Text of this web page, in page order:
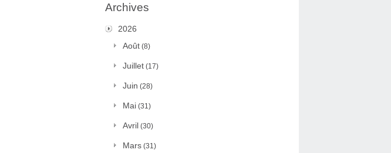
Archives
2026
Août (8)
Juillet (17)
Juin (28)
Mai (31)
Avril (30)
Mars (31)